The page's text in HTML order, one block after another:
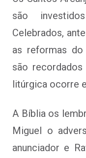
são
Celebrados,
as reformas
são
litúrgica ocorre
A Bíblia os
Miguel o
anunciador e